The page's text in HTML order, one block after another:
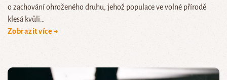
o zachování ohroženého druhu, jehož populace ve volné přírodě
klesá kvůli…
Zobrazit více →